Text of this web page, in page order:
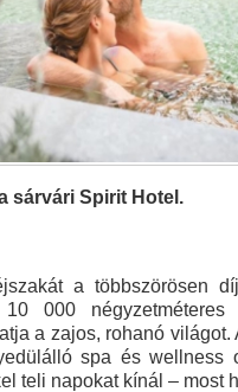
sárvári Spirit Hotel.
a többszörösen
10 000
a zajos, rohanó
spa és wellness
teli napokat kínál – most